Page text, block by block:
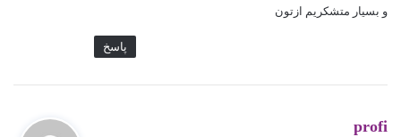
و بسیار متشکریم ازتون
پاسخ
profi